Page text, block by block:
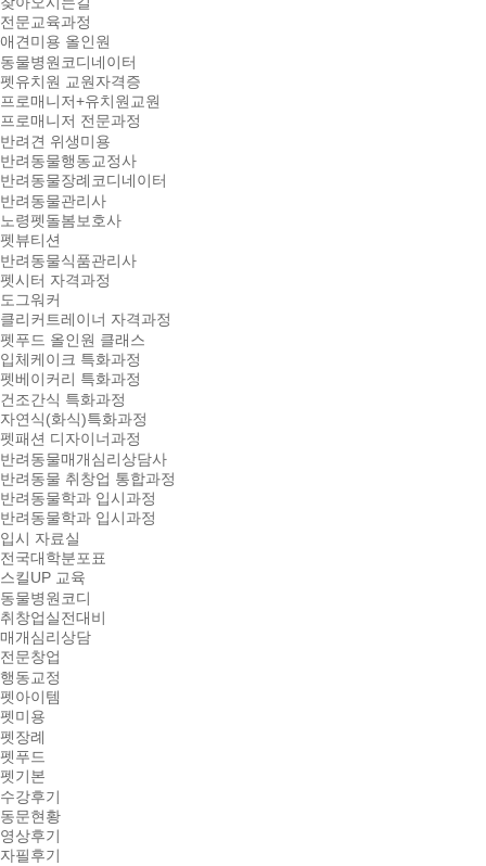
전문교육과정
애견미용 올인원
동물병원코디네이터
펫유치원 교원자격증
프로매니저+유치원교원
프로매니저 전문과정
반려견 위생미용
반려동물행동교정사
반려동물장례코디네이터
반려동물관리사
노령펫돌봄보호사
펫뷰티션
반려동물식품관리사
펫시터 자격과정
도그워커
클리커트레이너 자격과정
펫푸드 올인원 클래스
입체케이크 특화과정
펫베이커리 특화과정
건조간식 특화과정
자연식(화식)특화과정
펫패션 디자이너과정
반려동물매개심리상담사
반려동물 취창업 통합과정
반려동물학과 입시과정
반려동물학과 입시과정
입시 자료실
전국대학분포표
스킬UP 교육
동물병원코디
취창업실전대비
매개심리상담
전문창업
행동교정
펫아이템
펫미용
펫장례
펫푸드
펫기본
수강후기
동문현황
영상후기
자필후기